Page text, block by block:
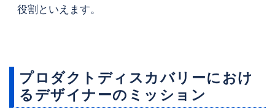
役割といえます。
プロダクトディスカバリーにおけ
るデザイナーのミッション